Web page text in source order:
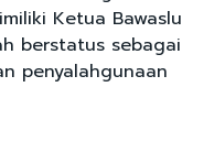
Ketua Bawaslu
berstatus sebagai
penyalahgunaan